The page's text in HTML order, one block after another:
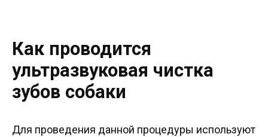
Как проводится
ультразвуковая чистка
зубов собаки
Для проведения данной процедуры используют